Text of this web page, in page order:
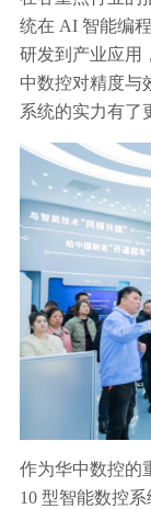
统在 AI 智能编
研发到产业应用
中数控对精度与
系统的实力有了
作为华中数控的
10 型智能数控